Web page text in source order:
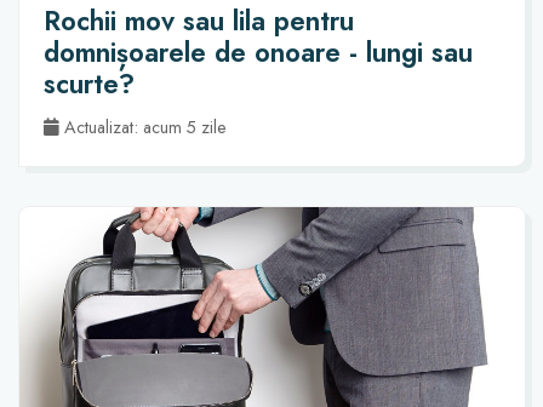
Rochii mov sau lila pentru
domnișoarele de onoare - lungi sau
scurte?
Actualizat: acum 5 zile